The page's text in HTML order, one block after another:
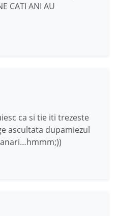
CATI ANI AU
ca si tie iti trezeste
ascultata dupamiezul